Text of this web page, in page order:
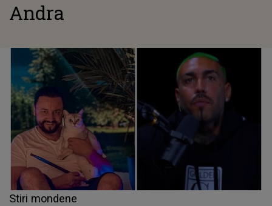
Andra
Stiri mondene